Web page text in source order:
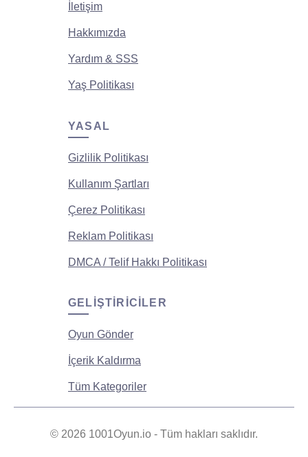
İletişim
Hakkımızda
Yardım & SSS
Yaş Politikası
YASAL
Gizlilik Politikası
Kullanım Şartları
Çerez Politikası
Reklam Politikası
DMCA / Telif Hakkı Politikası
GELIŞTIRICILER
Oyun Gönder
İçerik Kaldırma
Tüm Kategoriler
© 2026 1001Oyun.io - Tüm hakları saklıdır.